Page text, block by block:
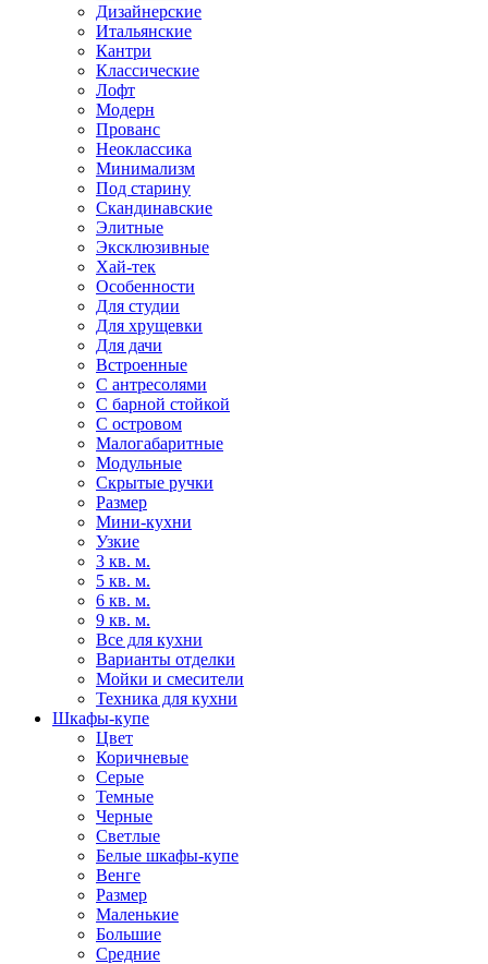
Дизайнерские
Итальянские
Кантри
Классические
Лофт
Модерн
Прованс
Неоклассика
Минимализм
Под старину
Скандинавские
Элитные
Эксклюзивные
Хай-тек
Особенности
Для студии
Для хрущевки
Для дачи
Встроенные
С антресолями
С барной стойкой
С островом
Малогабаритные
Модульные
Скрытые ручки
Размер
Мини-кухни
Узкие
3 кв. м.
5 кв. м.
6 кв. м.
9 кв. м.
Все для кухни
Варианты отделки
Мойки и смесители
Техника для кухни
Шкафы-купе
Цвет
Коричневые
Серые
Темные
Черные
Светлые
Белые шкафы-купе
Венге
Размер
Маленькие
Большие
Средние